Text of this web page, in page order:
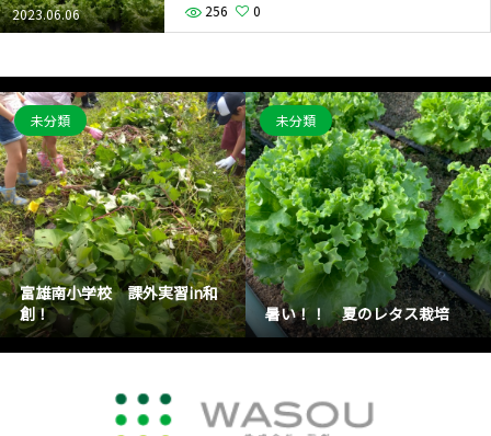
2023.06.06 256 0
未分類
富雄南小学校 課外実習in和
創！
未分類
暑い！！ 夏のレタス栽培